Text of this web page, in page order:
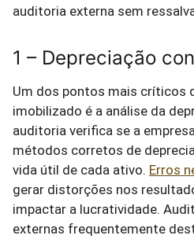
auditoria externa sem
1 – Depreciação
Um dos pontos mais críticos
imobilizado é a análise da
auditoria verifica se a
métodos corretos de
vida útil de cada ativo. Erros
gerar distorções nos
impactar a lucratividade.
externas frequentemente